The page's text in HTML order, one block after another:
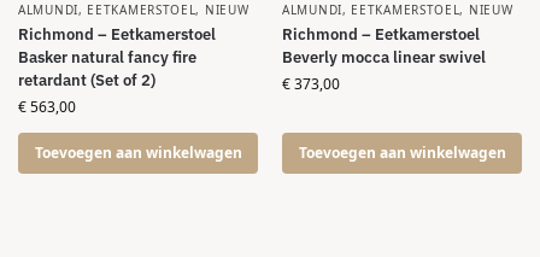
ALMUNDI, EETKAMERSTOEL, NIEUW
Richmond – Eetkamerstoel
Basker natural fancy fire
retardant (Set of 2)
€563,00
Toevoegen aan winkelwagen
ALMUNDI, EETKAMERSTOEL, NIEUW
Richmond – Eetkamerstoel
Beverly mocca linear swivel
€373,00
Toevoegen aan winkelwagen